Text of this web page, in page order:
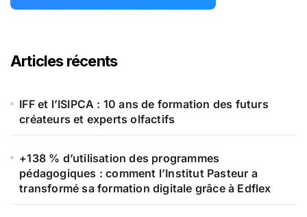
Articles récents
IFF et l’ISIPCA : 10 ans de formation des futurs
créateurs et experts olfactifs
+138 % d’utilisation des programmes
pédagogiques : comment l’Institut Pasteur a
transformé sa formation digitale grâce à Edflex